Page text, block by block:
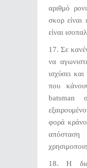
αριθμό
σκορ είναι
είναι
17. Σε
να
ισχύσει
που
batsman
φορά
18. Η